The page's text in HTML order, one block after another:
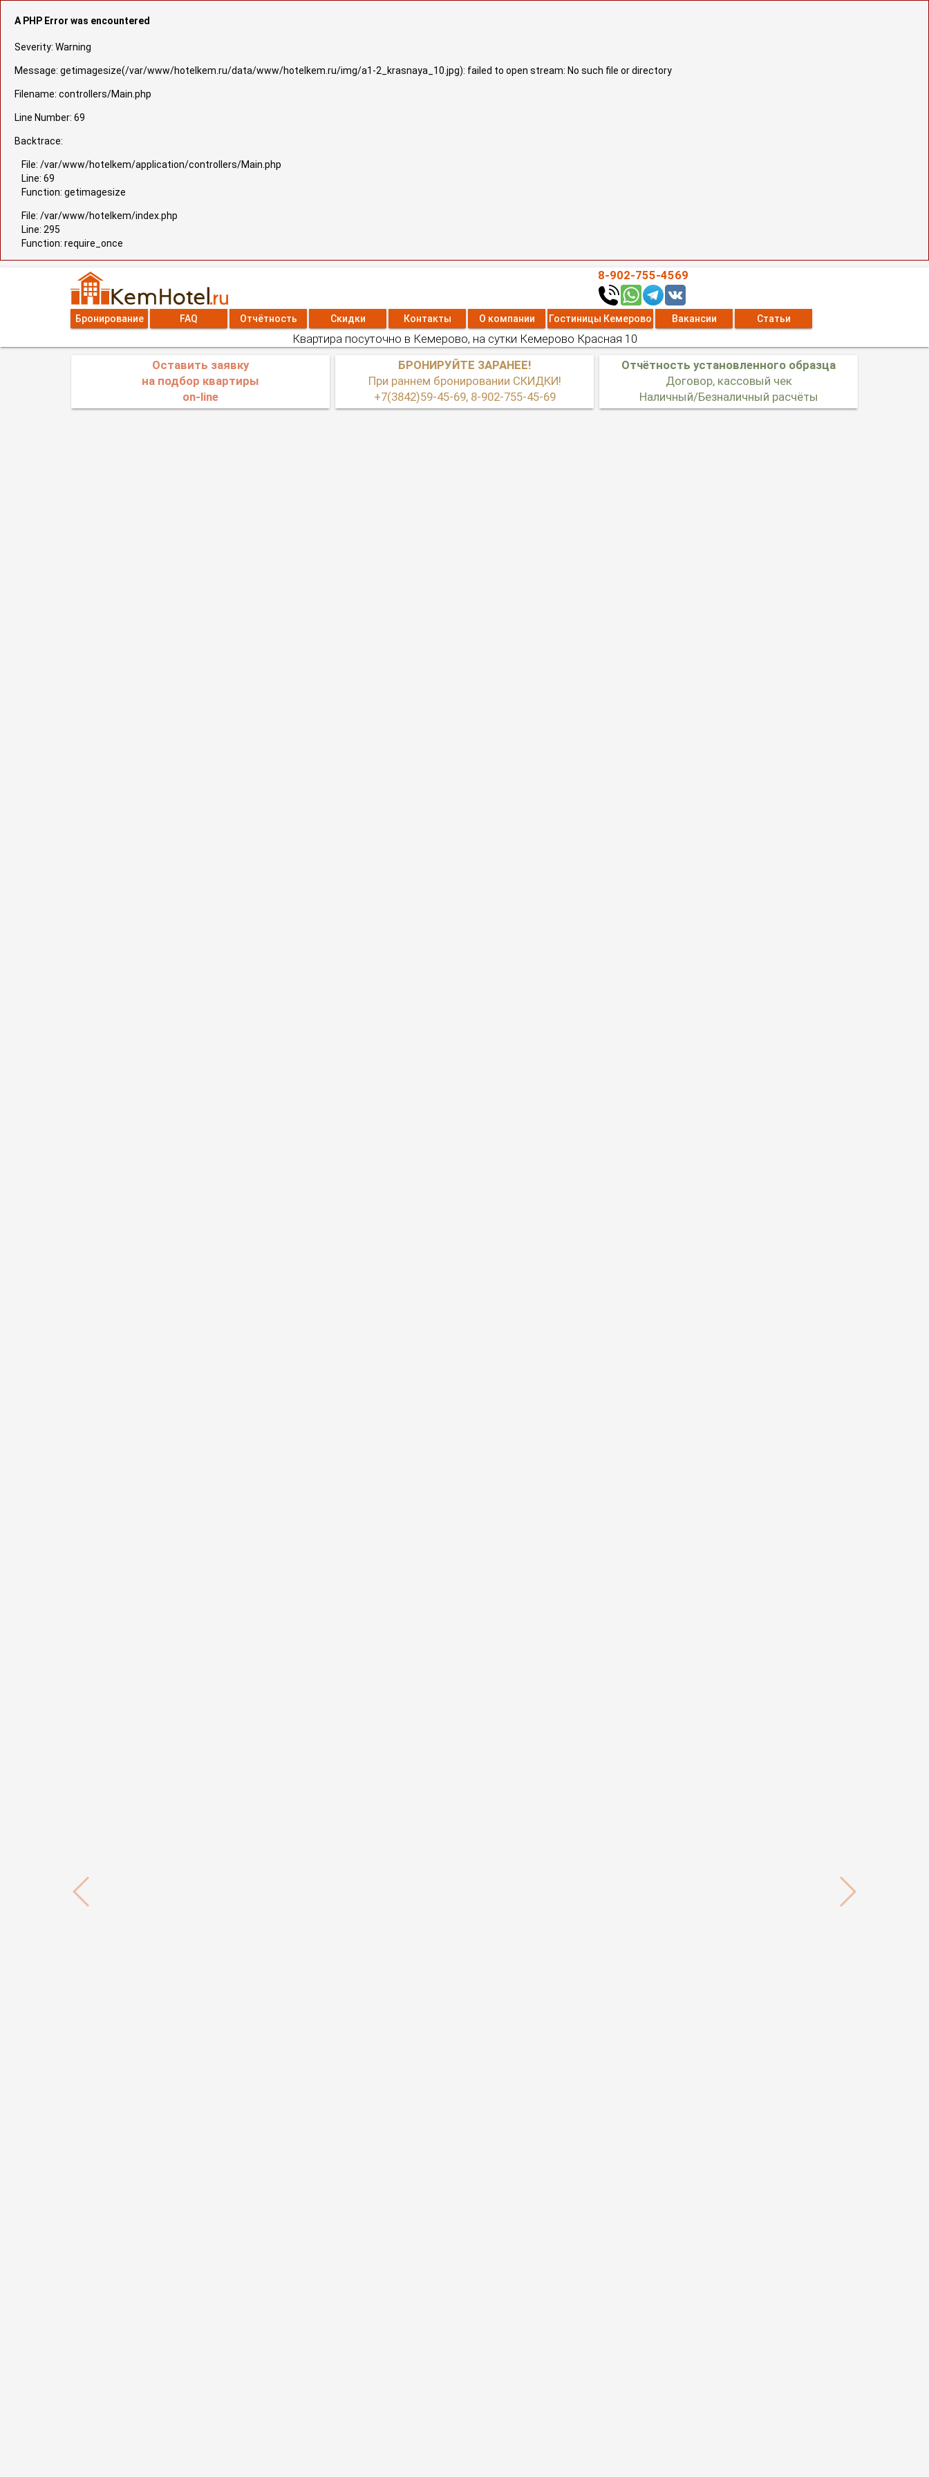
A PHP Error was encountered
Severity: Warning
Message: getimagesize(/var/www/hotelkem.ru/data/www/hotelkem.ru/img/a1-2_krasnaya_10.jpg): failed to open stream: No such file or directory
Filename: controllers/Main.php
Line Number: 69
Backtrace:
File: /var/www/hotelkem/application/controllers/Main.php
Line: 69
Function: getimagesize
File: /var/www/hotelkem/index.php
Line: 295
Function: require_once
8-902-755-4569
Бронирование FAQ Отчётность Скидки Контакты О компании Гостиницы Кемерово Вакансии Статьи
Квартира посуточно в Кемерово, на сутки Кемерово Красная 10
Оставить заявку
на подбор квартиры
on-line
БРОНИРУЙТЕ ЗАРАНЕЕ!
При раннем бронировании СКИДКИ!
+7(3842)59-45-69, 8-902-755-45-69
Отчётность установленного образца
Договор, кассовый чек
Наличный/Безналичный расчёты